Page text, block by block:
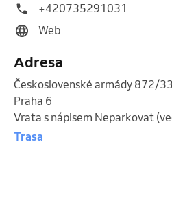
+420735291031
Web
Adresa
Československé armády 872/33
Praha 6
Vrata s nápisem Neparkovat
Trasa